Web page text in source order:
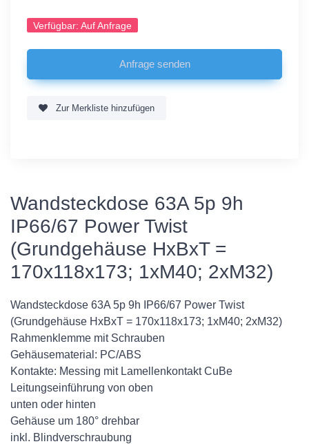
Verfügbar: Auf Anfrage
Zur Merkliste hinzufügen
Wandsteckdose 63A 5p 9h
IP66/67 Power Twist
(Grundgehäuse HxBxT =
170x118x173; 1xM40; 2xM32)
Wandsteckdose 63A 5p 9h IP66/67 Power Twist
(Grundgehäuse HxBxT = 170x118x173; 1xM40; 2xM32)
Rahmenklemme mit Schrauben
Gehäusematerial: PC/ABS
Kontakte: Messing mit Lamellenkontakt CuBe
Leitungseinführung von oben
unten oder hinten
Gehäuse um 180° drehbar
inkl. Blindverschraubung